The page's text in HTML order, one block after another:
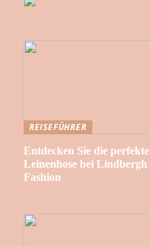
REISEFÜHRER
Entdecken Sie die perfekte
Leinenhose bei Lindbergh
Fashion